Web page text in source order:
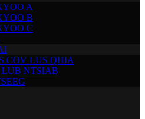
A
B
C
COV LUS QHIA
LUB NTSIAB